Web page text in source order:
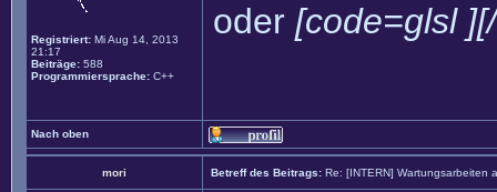
Registriert: Mi Aug 14, 2013
21:17
Beiträge: 588
Programmiersprache: C++
oder [code=glsl
Nach oben
mori Betreff des Beitrags: Re: [INTERN] Wartungsarbeiten